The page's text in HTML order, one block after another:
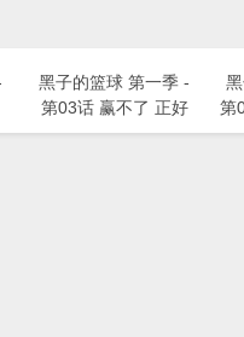
黑子的篮球 第一季 -
第03话 赢不了 正好
第